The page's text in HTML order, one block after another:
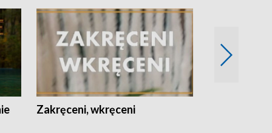
Zakręceni, wkręceni